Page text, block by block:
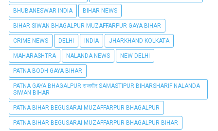
BHUBANESWAR INDIA BIHAR NEWS
BIHAR SIWAN BHAGALPUR MUZAFFARPUR GAYA BIHAR
CRIME NEWS DELHI INDIA JHARKHAND KOLKATA
MAHARASHTRA NALANDA NEWS NEW DELHI
PATNA BODH GAYA BIHAR
PATNA GAYA BHAGALPUR राजगीर SAMASTIPUR BIHARSHARIF NALANDA
SIWAN BIHAR
PATNA BIHAR BEGUSARAI MUZAFFARPUR BHAGALPUR
PATNA BIHAR BEGUSARAI MUZAFFARPUR BHAGALPUR BIHAR